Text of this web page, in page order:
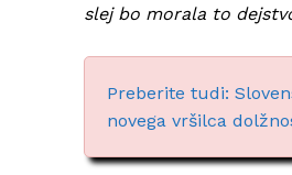
slej bo morala to
Preberite tudi:
novega vršilca